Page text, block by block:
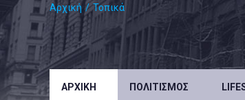
Αρχική / Τοπικά
ΑΡΧΙΚΉ ΠΟΛΙΤΙΣΜΌΣ